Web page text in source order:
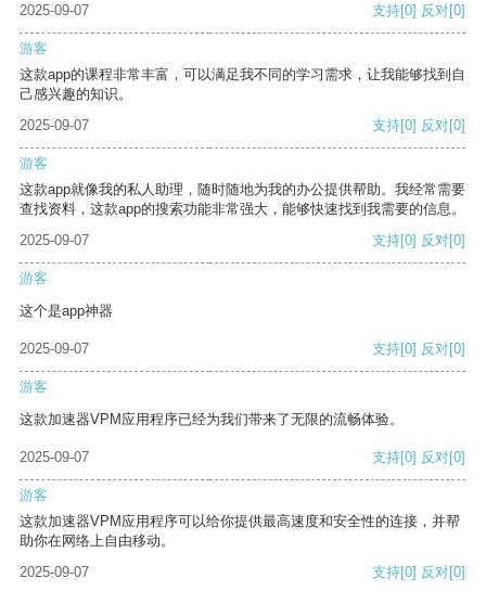
2025-09-07 支持[0] 反对[0]
游客
这款app的课程非常丰富，可以满足我不同的学习需求，让我能够找到自
己感兴趣的知识。
2025-09-07
支持[0] 反对[0]
游客
这款app就像我的私人助理，随时随地为我的办公提供帮助。我经常需要
查找资料，这款app的搜索功能非常强大，能够快速找到我需要的信息。
2025-09-07
支持[0] 反对[0]
游客
这个是app神器
2025-09-07 支持[0] 反对[0]
游客
这款加速器VPM应用程序已经为我们带来了无限的流畅体验。
2025-09-07 支持[0] 反对[0]
游客
这款加速器VPM应用程序可以给你提供最高速度和安全性的连接，并帮
助你在网络上自由移动。
2025-09-07
支持[0] 反对[0]